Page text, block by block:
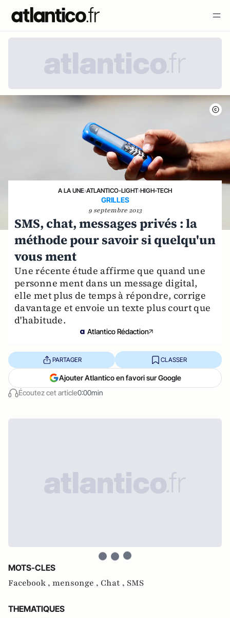
A LA UNE›ATLANTICO-LIGHT›HIGH-TECH
GRILLES
9 septembre 2013
SMS, chat, messages privés : la
méthode pour savoir si quelqu'un
vous ment
Une récente étude affirme que quand une
personne ment dans un message digital,
elle met plus de temps à répondre, corrige
davantage et envoie un texte plus court que
d'habitude.
Atlantico Rédaction
Écoutez cet article0:00min
PARTAGER CLASSER
Ajouter Atlantico en favori sur Google
MOTS-CLES
Facebook , mensonge , Chat , SMS
THEMATIQUES